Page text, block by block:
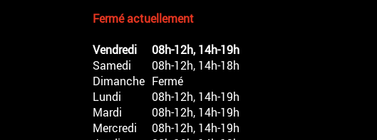
Fermé actuellement
Vendredi
08h-12h, 14h-19h
Samedi
08h-12h, 14h-18h
Dimanche Fermé
Lundi
08h-12h, 14h-19h
Mardi
08h-12h, 14h-19h
Mercredi
08h-12h, 14h-19h